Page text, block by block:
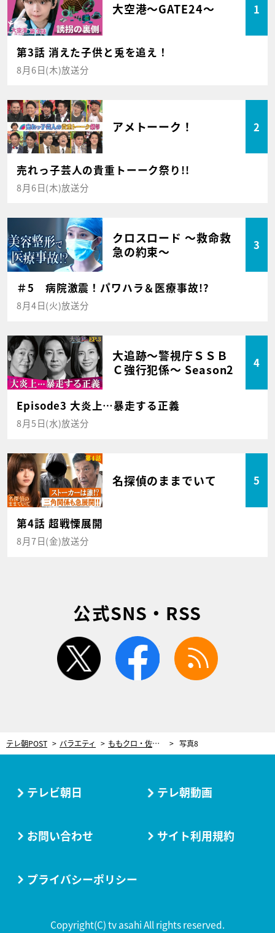
大空港～GATE24～ 1
第3話 消えた子供と兎を追え！
8月6日(木)放送分
アメトーーク！ 2
売れっ子芸人の貴重トーーク祭り!!
8月6日(木)放送分
クロスロード ～救命救
急の約束～
3
＃5 病院激震！パワハラ＆医療事故!?
8月4日(火)放送分
大追跡～警視庁ＳＳＢ
Ｃ強行犯係～ Season2
4
Episode3 大炎上…暴走する正義
8月5日(水)放送分
名探偵のままでいて 5
第4話 超戦慄展開
8月7日(金)放送分
公式SNS・RSS
twitter facebook
テレ朝POST バラエティ ももクロ・佐々木彩夏、超絶ぶりっ子であざとい演技に一同仰天！ 写真8
テレビ朝日 テレ朝動画
お問い合わせ サイト利用規約
プライバシーポリシー
Copyright(C) tv asahi All rights reserved.